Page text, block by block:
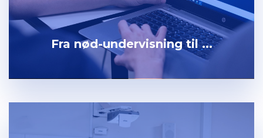
Fra nød-undervisning til ...